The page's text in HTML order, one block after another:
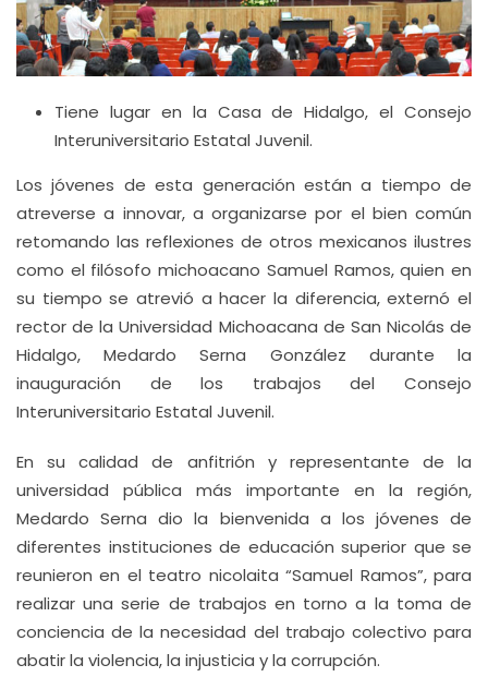
Tiene lugar en la Casa de Hidalgo, el Consejo
Interuniversitario Estatal Juvenil.
Los jóvenes de esta generación están a tiempo de
atreverse a innovar, a organizarse por el bien común
retomando las reflexiones de otros mexicanos ilustres
como el filósofo michoacano Samuel Ramos, quien en
su tiempo se atrevió a hacer la diferencia, externó el
rector de la Universidad Michoacana de San Nicolás de
Hidalgo, Medardo Serna González durante la
inauguración de los trabajos del Consejo
Interuniversitario Estatal Juvenil.
En su calidad de anfitrión y representante de la
universidad pública más importante en la región,
Medardo Serna dio la bienvenida a los jóvenes de
diferentes instituciones de educación superior que se
reunieron en el teatro nicolaita “Samuel Ramos”, para
realizar una serie de trabajos en torno a la toma de
conciencia de la necesidad del trabajo colectivo para
abatir la violencia, la injusticia y la corrupción.